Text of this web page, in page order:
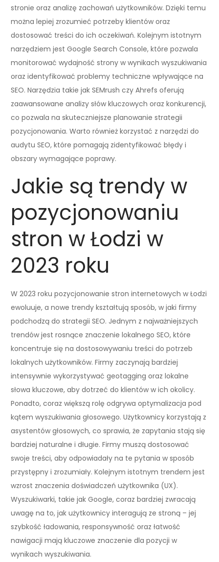
stronie oraz analizę zachowań użytkowników. Dzięki temu
można lepiej zrozumieć potrzeby klientów oraz
dostosować treści do ich oczekiwań. Kolejnym istotnym
narzędziem jest Google Search Console, które pozwala
monitorować wydajność strony w wynikach wyszukiwania
oraz identyfikować problemy techniczne wpływające na
SEO. Narzędzia takie jak SEMrush czy Ahrefs oferują
zaawansowane analizy słów kluczowych oraz konkurencji,
co pozwala na skuteczniejsze planowanie strategii
pozycjonowania. Warto również korzystać z narzędzi do
audytu SEO, które pomagają zidentyfikować błędy i
obszary wymagające poprawy.
Jakie są trendy w
pozycjonowaniu
stron w Łodzi w
2023 roku
W 2023 roku pozycjonowanie stron internetowych w Łodzi
ewoluuje, a nowe trendy kształtują sposób, w jaki firmy
podchodzą do strategii SEO. Jednym z najważniejszych
trendów jest rosnące znaczenie lokalnego SEO, które
koncentruje się na dostosowywaniu treści do potrzeb
lokalnych użytkowników. Firmy zaczynają bardziej
intensywnie wykorzystywać geotagging oraz lokalne
słowa kluczowe, aby dotrzeć do klientów w ich okolicy.
Ponadto, coraz większą rolę odgrywa optymalizacja pod
kątem wyszukiwania głosowego. Użytkownicy korzystają z
asystentów głosowych, co sprawia, że zapytania stają się
bardziej naturalne i długie. Firmy muszą dostosować
swoje treści, aby odpowiadały na te pytania w sposób
przystępny i zrozumiały. Kolejnym istotnym trendem jest
wzrost znaczenia doświadczeń użytkownika (UX).
Wyszukiwarki, takie jak Google, coraz bardziej zwracają
uwagę na to, jak użytkownicy interagują ze stroną – jej
szybkość ładowania, responsywność oraz łatwość
nawigacji mają kluczowe znaczenie dla pozycji w
wynikach wyszukiwania.